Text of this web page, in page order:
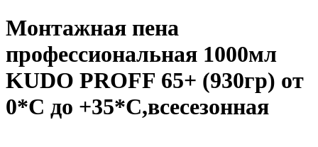
Монтажная пена
профессиональная 1000мл
KUDO PROFF 65+ (930гр) от
0*С до +35*С,всесезонная